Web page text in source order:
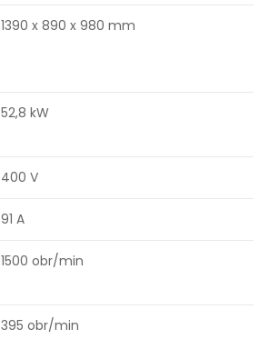
1390 x 890 x 980 mm
52,8 kW
400 V
91 A
1500 obr/min
395 obr/min